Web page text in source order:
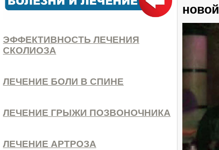
ЭФФЕКТИВНОСТЬ ЛЕЧЕНИЯ
СКОЛИОЗА
ЛЕЧЕНИЕ БОЛИ В СПИНЕ
ЛЕЧЕНИЕ ГРЫЖИ ПОЗВОНОЧНИКА
ЛЕЧЕНИЕ АРТРОЗА